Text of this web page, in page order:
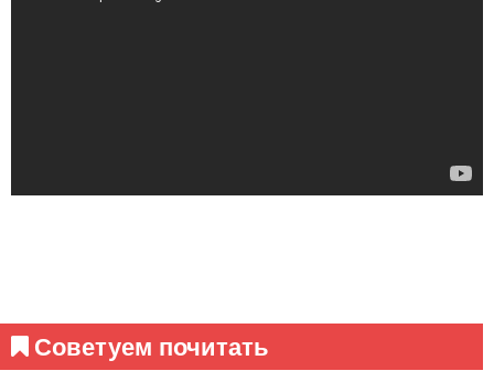
Советуем почитать